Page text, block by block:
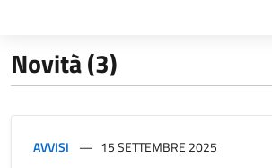
Novità (3)
AVVISI 15 SETTEMBRE 2025